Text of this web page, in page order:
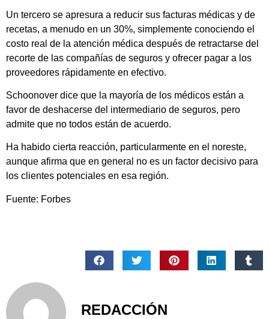
Un tercero se apresura a reducir sus facturas médicas y de
recetas, a menudo en un 30%, simplemente conociendo el
costo real de la atención médica después de retractarse del
recorte de las compañías de seguros y ofrecer pagar a los
proveedores rápidamente en efectivo.
Schoonover dice que la mayoría de los médicos están a
favor de deshacerse del intermediario de seguros, pero
admite que no todos están de acuerdo.
Ha habido cierta reacción, particularmente en el noreste,
aunque afirma que en general no es un factor decisivo para
los clientes potenciales en esa región.
Fuente: Forbes
REDACCIÓN